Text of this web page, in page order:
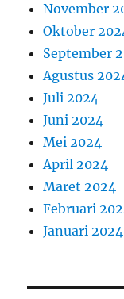
November
Oktober
September
Agustus
Juli 2024
Juni 2024
Mei 2024
April 2024
Maret 2024
Februari
Januari 2024